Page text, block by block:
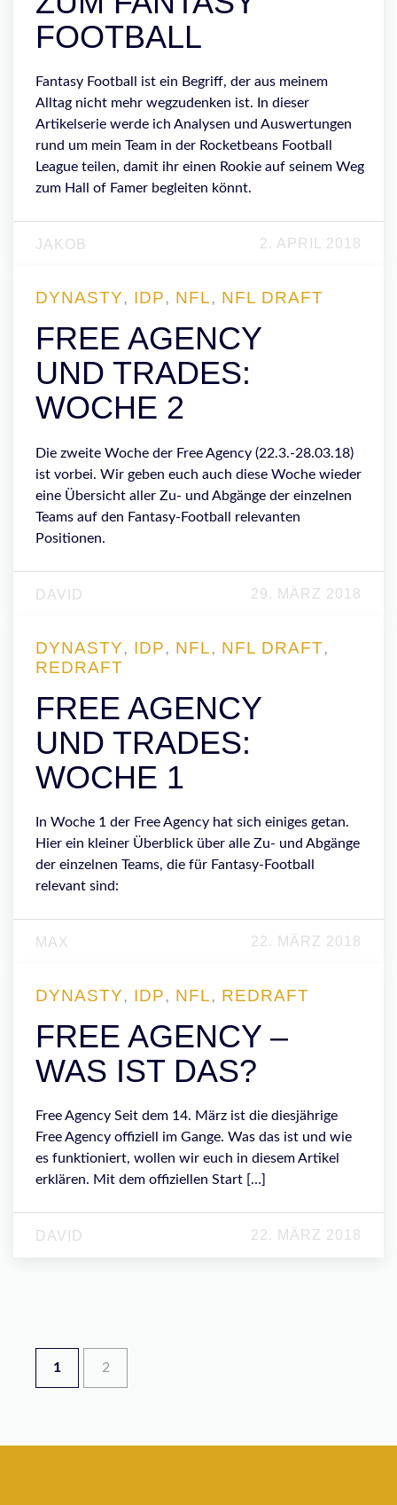
FOOTBALL
Fantasy Football ist ein Begriff, der aus meinem
Alltag nicht mehr wegzudenken ist. In dieser
Artikelserie werde ich Analysen und Auswertungen
rund um mein Team in der Rocketbeans Football
League teilen, damit ihr einen Rookie auf seinem Weg
zum Hall of Famer begleiten könnt.
JAKOB 2. APRIL 2018
DYNASTY, IDP, NFL, NFL DRAFT
FREE AGENCY
UND TRADES:
WOCHE 2
Die zweite Woche der Free Agency (22.3.-28.03.18)
ist vorbei. Wir geben euch auch diese Woche wieder
eine Übersicht aller Zu- und Abgänge der einzelnen
Teams auf den Fantasy-Football relevanten
Positionen.
DAVID 29. MÄRZ 2018
DYNASTY, IDP, NFL, NFL DRAFT,
REDRAFT
FREE AGENCY
UND TRADES:
WOCHE 1
In Woche 1 der Free Agency hat sich einiges getan.
Hier ein kleiner Überblick über alle Zu- und Abgänge
der einzelnen Teams, die für Fantasy-Football
relevant sind:
MAX 22. MÄRZ 2018
DYNASTY, IDP, NFL, REDRAFT
FREE AGENCY –
WAS IST DAS?
Free Agency Seit dem 14. März ist die diesjährige
Free Agency offiziell im Gange. Was das ist und wie
es funktioniert, wollen wir euch in diesem Artikel
erklären. Mit dem offiziellen Start […]
DAVID 22. MÄRZ 2018
1 2